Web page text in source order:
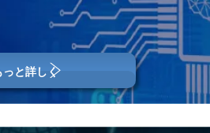
拠点のファイルサーバ
ワーク対応
っと詳しく